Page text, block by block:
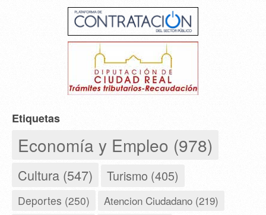
Etiquetas
Economía y Empleo (978)
Cultura (547) Turismo (405)
Deportes (250) Atencion Ciudadano (219)